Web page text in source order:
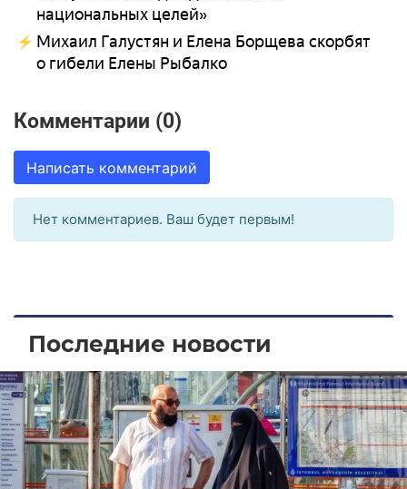
национальных целей»
Михаил Галустян и Елена Борщева скорбят
о гибели Елены Рыбалко
Комментарии (0)
Написать комментарий
Нет комментариев. Ваш будет первым!
Последние новости